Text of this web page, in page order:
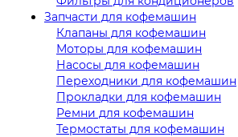
Запчасти для кофемашин
Клапаны для кофемашин
Моторы для кофемашин
Насосы для кофемашин
Переходники для кофемашин
Прокладки для кофемашин
Ремни для кофемашин
Термостаты для кофемашин